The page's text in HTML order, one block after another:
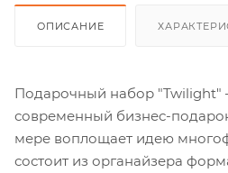
ОПИСАНИЕ
Подарочный набор "Twilight"
современный бизнес-
мере воплощает идею
состоит из органайзера